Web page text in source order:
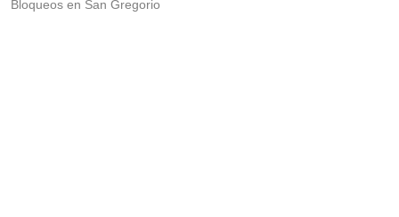
Bloqueos en San Gregorio